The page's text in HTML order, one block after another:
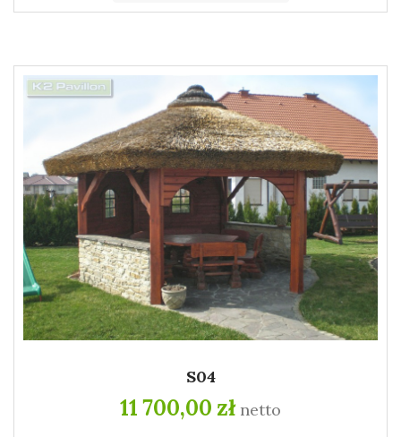
S04
11 700,00 zł netto